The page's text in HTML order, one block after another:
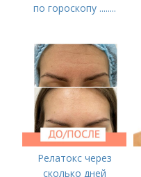
по гороскопу ........
Релатокс через
сколько дней